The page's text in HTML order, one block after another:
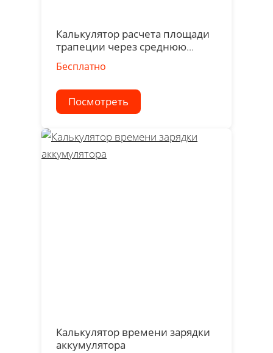
Калькулятор расчета площади
трапеции через среднюю
линию и высоту
Бесплатно
Посмотреть
Калькулятор времени зарядки
аккумулятора